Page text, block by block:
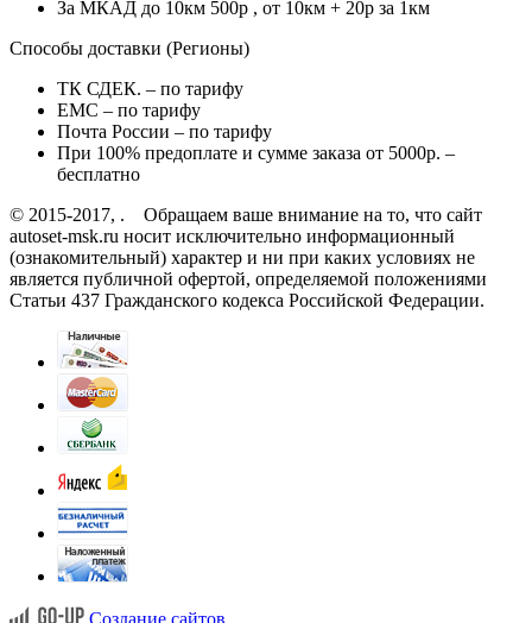
За МКАД до 10км 500р , от 10км + 20р за 1км
Способы доставки (Регионы)
ТК СДЕК. – по тарифу
EMC – по тарифу
Почта России – по тарифу
При 100% предоплате и сумме заказа от 5000р. –
бесплатно
© 2015-2017, . Обращаем ваше внимание на то, что сайт
autoset-msk.ru носит исключительно информационный
(ознакомительный) характер и ни при каких условиях не
является публичной офертой, определяемой положениями
Статьи 437 Гражданского кодекса Российской Федерации.